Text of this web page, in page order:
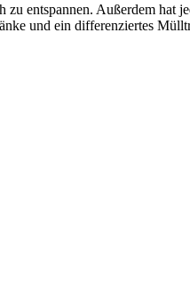
entspannen. Außerdem
und ein differenziertes